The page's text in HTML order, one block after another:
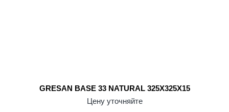
GRESAN BASE 33 NATURAL 325X325X15
Цену уточняйте